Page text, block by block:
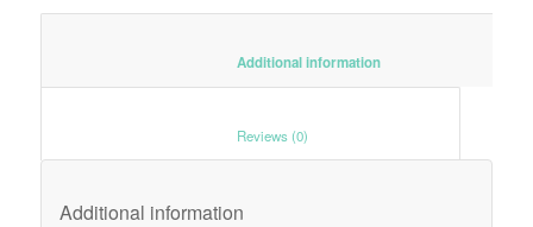
						Additional information
Additional information